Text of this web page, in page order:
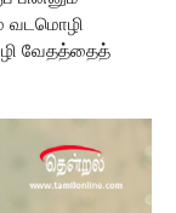
வடமொழி
வேதத்தைத்